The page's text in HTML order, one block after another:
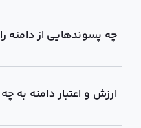
چه پسوندهایی از دامنه
ارزش و اعتبار دامنه به